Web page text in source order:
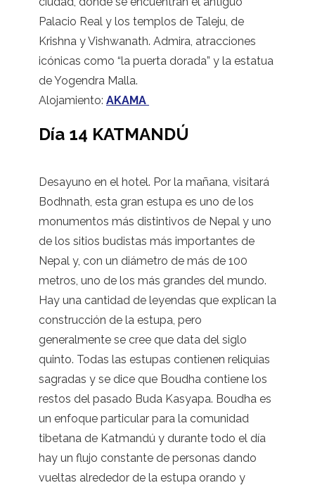
Palacio Real y los templos de Taleju, de
Krishna y Vishwanath. Admira, atracciones
icónicas como “la puerta dorada” y la estatua
de Yogendra Malla.
Alojamiento: AKAMA
Día 14 KATMANDÚ
Desayuno en el hotel. Por la mañana, visitará
Bodhnath, esta gran estupa es uno de los
monumentos más distintivos de Nepal y uno
de los sitios budistas más importantes de
Nepal y, con un diámetro de más de 100
metros, uno de los más grandes del mundo.
Hay una cantidad de leyendas que explican la
construcción de la estupa, pero
generalmente se cree que data del siglo
quinto. Todas las estupas contienen reliquias
sagradas y se dice que Boudha contiene los
restos del pasado Buda Kasyapa. Boudha es
un enfoque particular para la comunidad
tibetana de Katmandú y durante todo el día
hay un flujo constante de personas dando
vueltas alrededor de la estupa orando y